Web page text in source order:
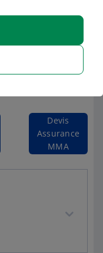
Devis
Assurance
MMA